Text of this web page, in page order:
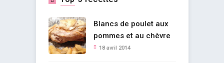
Blancs de poulet aux
pommes et au chèvre
18 avril 2014